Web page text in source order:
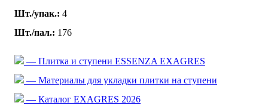
Шт./упак.: 4
Шт./пал.: 176
— Плитка и ступени ESSENZA EXAGRES
— Материалы для укладки плитки на ступени
— Каталог EXAGRES 2026